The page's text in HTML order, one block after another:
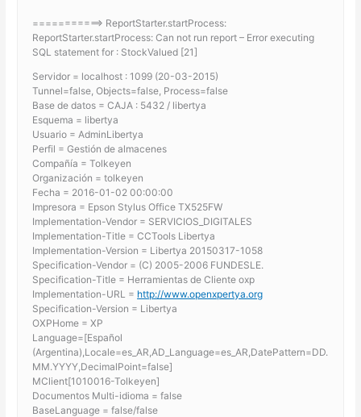
===========> ReportStarter.startProcess:
ReportStarter.startProcess: Can not run report – Error executing
SQL statement for : StockValued [21]
Servidor = localhost : 1099 (20-03-2015)
Tunnel=false, Objects=false, Process=false
Base de datos = CAJA : 5432 / libertya
Esquema = libertya
Usuario = AdminLibertya
Perfil = Gestión de almacenes
Compañía = Tolkeyen
Organización = tolkeyen
Fecha = 2016-01-02 00:00:00
Impresora = Epson Stylus Office TX525FW
Implementation-Vendor = SERVICIOS_DIGITALES
Implementation-Title = CCTools Libertya
Implementation-Version = Libertya 20150317-1058
Specification-Vendor = (C) 2005-2006 FUNDESLE.
Specification-Title = Herramientas de Cliente oxp
Implementation-URL = http://www.openxpertya.org
Specification-Version = Libertya
OXPHome = XP
Language=[Español
(Argentina),Locale=es_AR,AD_Language=es_AR,DatePattern=DD.
MM.YYYY,DecimalPoint=false]
MClient[1010016-Tolkeyen]
Documentos Multi-idioma = false
BaseLanguage = false/false